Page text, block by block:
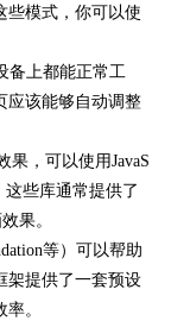
些模式，你可以使
备上都能正常工
应该能够自动调整
果，可以使用JavaS
这些库通常提供了
果。
等）可以帮助
架提供了一套预设
。